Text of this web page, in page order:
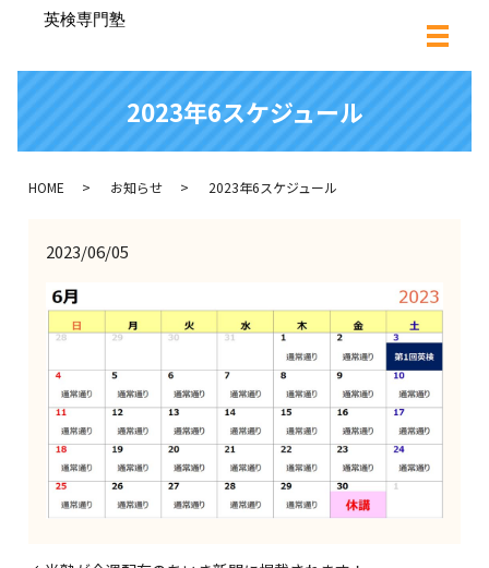
2023年6スケジュール
HOME お知らせ 2023年6スケジュール
2023/06/05